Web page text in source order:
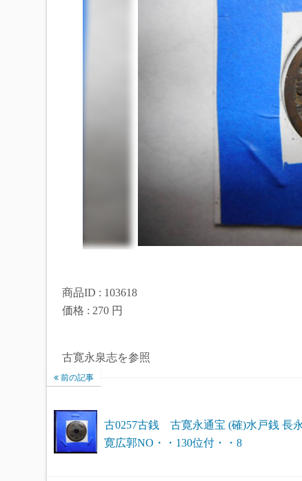
商品ID : 103618
価格 : 270 円
古寛永泉志を参照
前の記事
古0257古銭 古寛永通宝 (確)水戸銭 長
寛広郭NO・・130位付・・8